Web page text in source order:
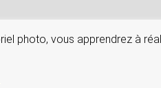
photo, vous apprendrez à